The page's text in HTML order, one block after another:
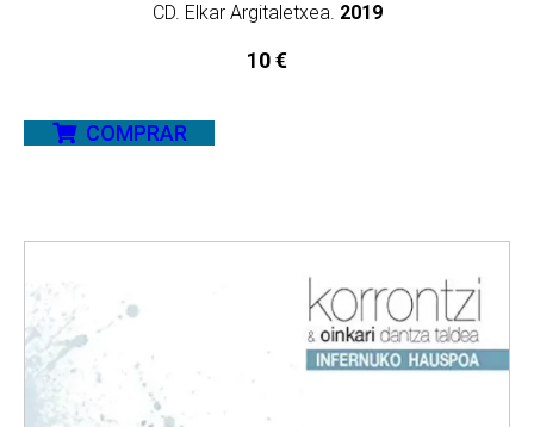
CD. Elkar Argitaletxea. 2019
10€
COMPRAR